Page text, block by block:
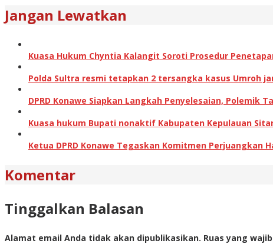
Jangan Lewatkan
Kuasa Hukum Chyntia Kalangit Soroti Prosedur
Polda Sultra resmi tetapkan 2 tersangka kasus Umroh
DPRD Konawe Siapkan Langkah Penyelesaian, Polemik
Kuasa hukum Bupati nonaktif Kabupaten Kepulauan
Ketua DPRD Konawe Tegaskan Komitmen Perjuangkan
Komentar
Tinggalkan Balasan
Alamat email Anda tidak akan dipublikasikan. Ruas yang